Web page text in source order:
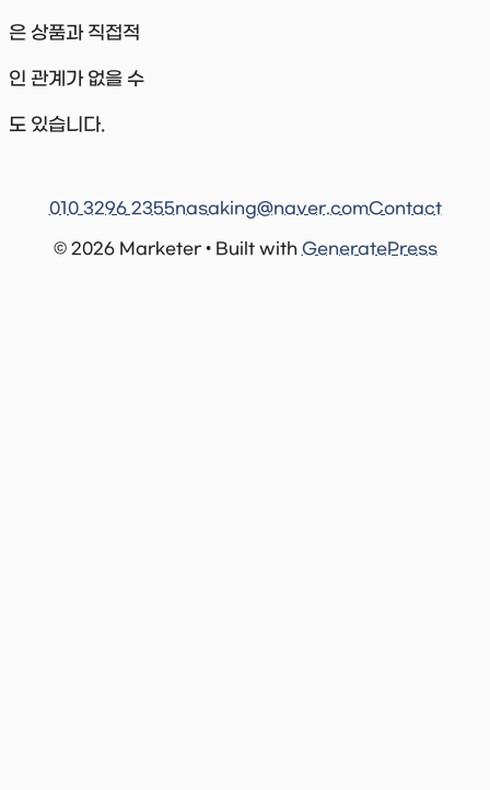
은 상품과 직접적
인 관계가 없을 수
도 있습니다.
© 2026 Marketer • Built with GeneratePress
010 3296 2355nasaking@naver.comContact